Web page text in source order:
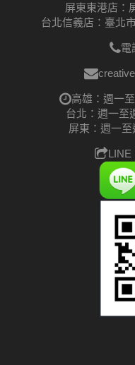
屏東東港店：
台北信義店：臺北
電
高雄：週一
台北：週一至
屏東：週一
LINE